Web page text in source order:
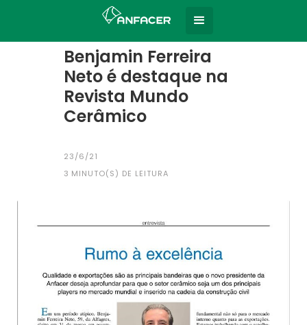
Todas as notícias
Benjamin Ferreira
Neto é destaque na
Revista Mundo
Cerâmico
23/6/21
3 MINUTO(S) DE LEITURA